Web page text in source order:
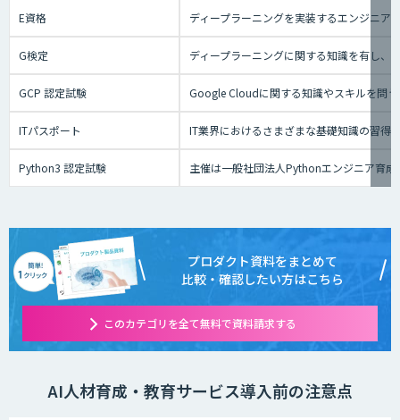
E資格 ディープラーニングを実装するエンジニア
G検定 ディープラーニングに関する知識を有し
GCP 認定試験 Google Cloudに関する知識やスキルを問
ITパスポート IT業界におけるさまざまな基礎知識の習得
Python3 認定試験 主催は一般社団法人Pythonエンジニア育
プロダクト資料をまとめて
比較・確認したい方はこちら
このカテゴリを全て無料で資料請求する
AI人材育成・教育サービス導入前の注意点